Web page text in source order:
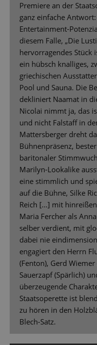
Premiere an der
ganz einfache
Entertainment-
diesem Falle, „Die
hervorragendes Stück
ein hübsch knalliges,
griechischen
Pool und Sauna. Die
dekliniert Naamat in
Nicolai nimmt ja, das
und nicht Falstaff in
Mattersberger dreht
Bühnenpräsenz,
baritonaler
Marilyn-Lookalike
eine stimmlich und
auf die Bühne, Silke
Reich […] mit
Maria Fercher als
selber verdient, mit
dabei nie
engagiert den Herrn
(Fenton), Gerd
Sauerzapf (Spärlich)
überzeugende
Staatsoperette ist
zu hören in den
Blech-Satz.